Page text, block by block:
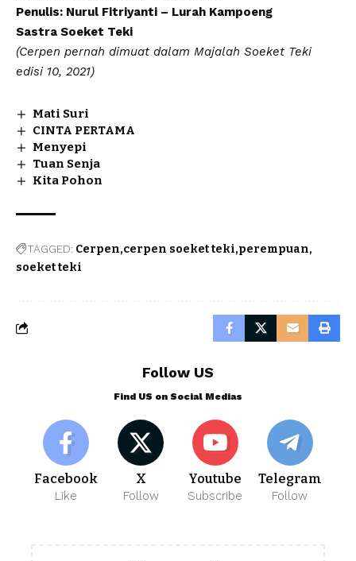
Penulis: Nurul Fitriyanti – Lurah Kampoeng
Sastra Soeket Teki
(Cerpen pernah dimuat dalam Majalah Soeket Teki
edisi 10, 2021)
Mati Suri
CINTA PERTAMA
Menyepi
Tuan Senja
Kita Pohon
TAGGED: Cerpen cerpen soeket teki perempuan
soeket teki
Follow US
Find US on Social Medias
Facebook
Like
X
Follow
Youtube
Subscribe
Telegram
Follow